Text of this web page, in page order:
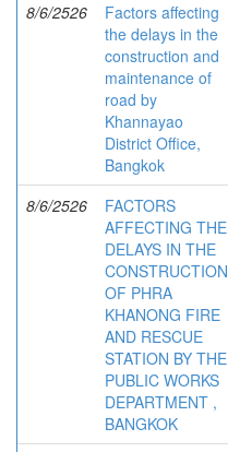
8/6/2526
Factors affecting
the delays in the
construction and
maintenance of
road by
Khannayao
District Office,
Bangkok
8/6/2526
FACTORS
AFFECTING THE
DELAYS IN THE
CONSTRUCTION
OF PHRA
KHANONG FIRE
AND RESCUE
STATION BY THE
PUBLIC WORKS
DEPARTMENT ,
BANGKOK